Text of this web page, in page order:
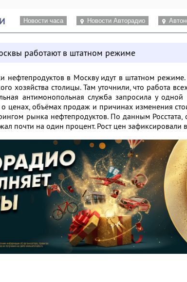
Новости часа Новости Авторадио
работают в штатном режиме
нефтепродуктов в Москву идут в штатном
хозяйства столицы. Там уточнили, что работа
антимонопольная служба запросила у
ценах, объёмах продаж и причинах изменения
рынка нефтепродуктов. По данным
почти на один процент. Рост цен зафиксировали